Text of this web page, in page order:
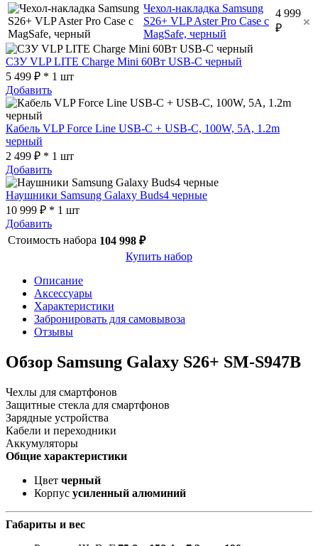
Чехол-накладка Samsung
S26+ VLP Aster Pro Case с
MagSafe, черный
4 999
₽
СЗУ VLP LITE Charge Mini 60Вт USB-C черный
5 499 ₽ * 1 шт
Добавить
Кабель VLP Force Line USB-C + USB-C, 100W, 5A, 1.2m
черный
2 499 ₽ * 1 шт
Добавить
Наушники Samsung Galaxy Buds4 черные
10 999 ₽ * 1 шт
Добавить
Стоимость набора 104 998 ₽
Купить набор
Описание
Аксессуары
Характеристики
Забронировать для самовывоза
Отзывы
Обзор Samsung Galaxy S26+ SM-S947B
Чехлы для смартфонов
Защитные стекла для смартфонов
Зарядные устройства
Кабели и переходники
Аккумуляторы
Общие характеристики
Цвет черный
Корпус усиленный алюминий
Габариты и вес